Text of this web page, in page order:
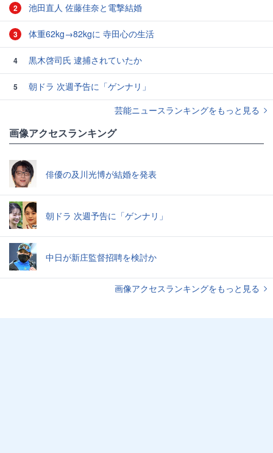
2 池田直人 佐藤佳奈と電撃結婚
3 体重62kg→82kgに 寺田心の生活
4 黒木啓司氏 逮捕されていたか
5
朝ドラ 次週予告に「ゲンナリ」
芸能ニュースランキングをもっと見る
画像アクセスランキング
俳優の及川光博が結婚を発表
朝ドラ 次週予告に「ゲンナリ」
中日が新庄監督招聘を検討か
画像アクセスランキングをもっと見る